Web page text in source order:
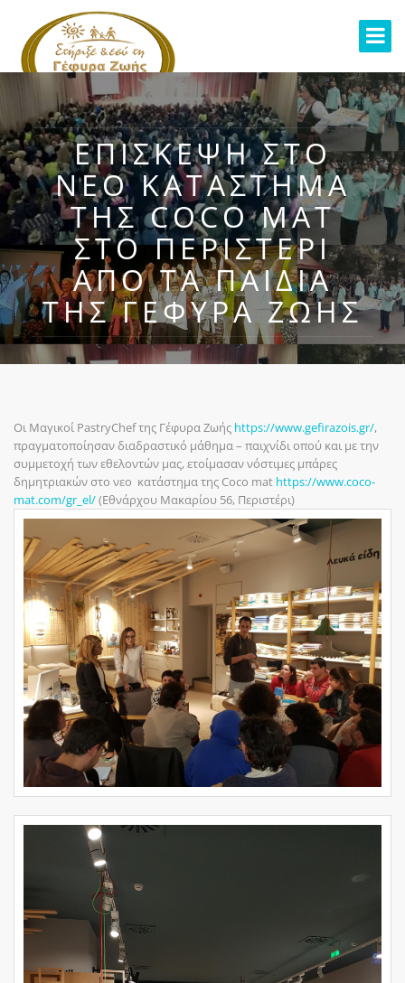
ΕΠΊΣΚΕΨΗ ΣΤΟ
ΝΈΟ ΚΑΤΆΣΤΗΜΑ
ΤΗΣ COCO MAT
ΣΤΟ ΠΕΡΙΣΤΈΡΙ
ΑΠΌ ΤΑ ΠΑΙΔΙΆ
ΤΗΣ ΓΈΦΥΡΑ ΖΩΉΣ
Οι Μαγικοί PastryChef της Γέφυρα Ζωής https://www.gefirazois.gr/,
πραγματοποίησαν διαδραστικό μάθημα – παιχνίδι οπού και με την
συμμετοχή των εθελοντών μας, ετοίμασαν νόστιμες μπάρες
δημητριακών στο νεο κατάστημα της Coco mat https://www.coco-
mat.com/gr_el/(Εθνάρχου Μακαρίου 56, Περιστέρι)